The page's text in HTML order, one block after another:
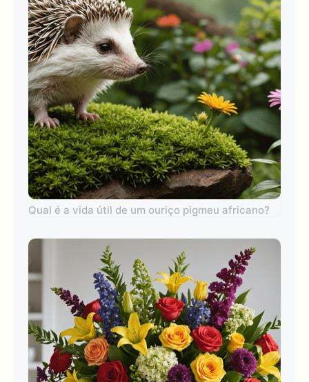
Qual é a vida útil de um ouriço pigmeu africano?